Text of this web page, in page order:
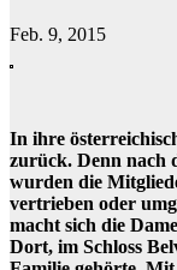
Feb. 9, 2015
In ihre
zurück. Denn nach
wurden die
vertrieben oder
macht sich die
Dort, im Schloss